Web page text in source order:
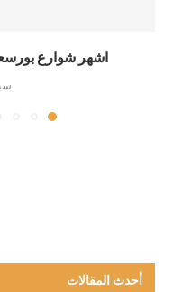
اشهر شوارع
أحدث المقالات